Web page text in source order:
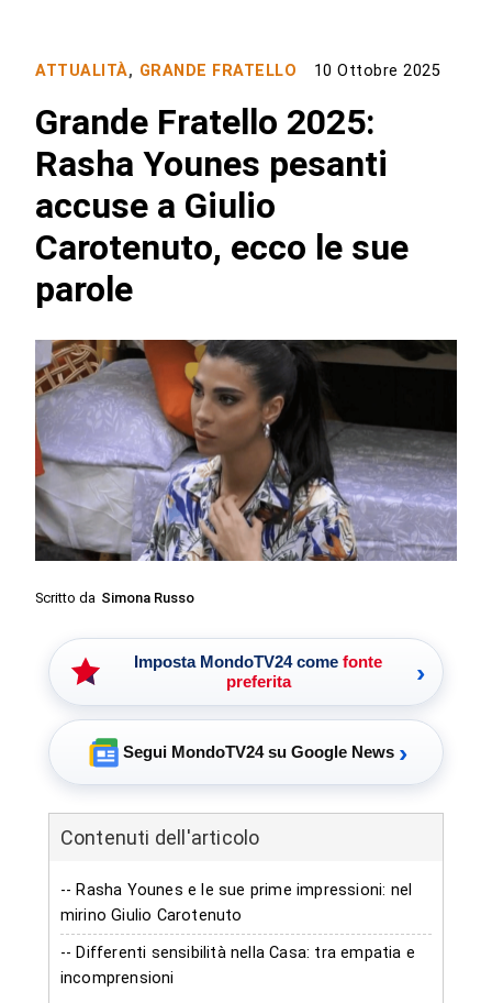
ATTUALITÀ, GRANDE FRATELLO 10 Ottobre 2025
Grande Fratello 2025:
Rasha Younes pesanti
accuse a Giulio
Carotenuto, ecco le sue
parole
Scritto da Simona Russo
Imposta MondoTV24 come fonte
preferita
›
Segui MondoTV24 su Google News ›
Contenuti dell'articolo
-- Rasha Younes e le sue prime impressioni: nel
mirino Giulio Carotenuto
-- Differenti sensibilità nella Casa: tra empatia e
incomprensioni